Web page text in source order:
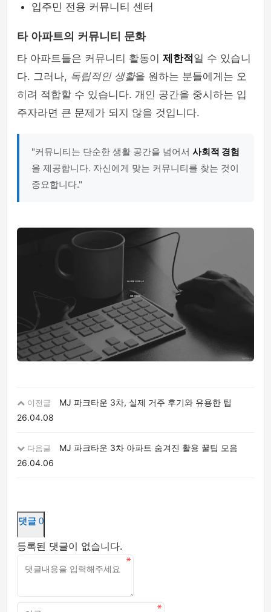
입주민 전용 커뮤니티 센터
타 아파트의 커뮤니티 문화
타 아파트들은 커뮤니티 활동이 제한적일 수 있습니
다. 그러나, 독립적인 생활을 원하는 분들에게는 오
히려 적합할 수 있습니다. 개인 공간을 중시하는 입
주자라면 큰 문제가 되지 않을 것입니다.
"커뮤니티는 단순한 생활 공간을 넘어서 사회적 경험
을 제공합니다. 자신에게 맞는 커뮤니티를 찾는 것이
중요합니다."
이전글
MJ 파크타운 3차, 실제 거주 후기와 유용한 팁
26.04.08
다음글
MJ 파크타운 3차 아파트 숨겨진 활용 꿀팁 모음
26.04.06
댓글 0
등록된 댓글이 없습니다.